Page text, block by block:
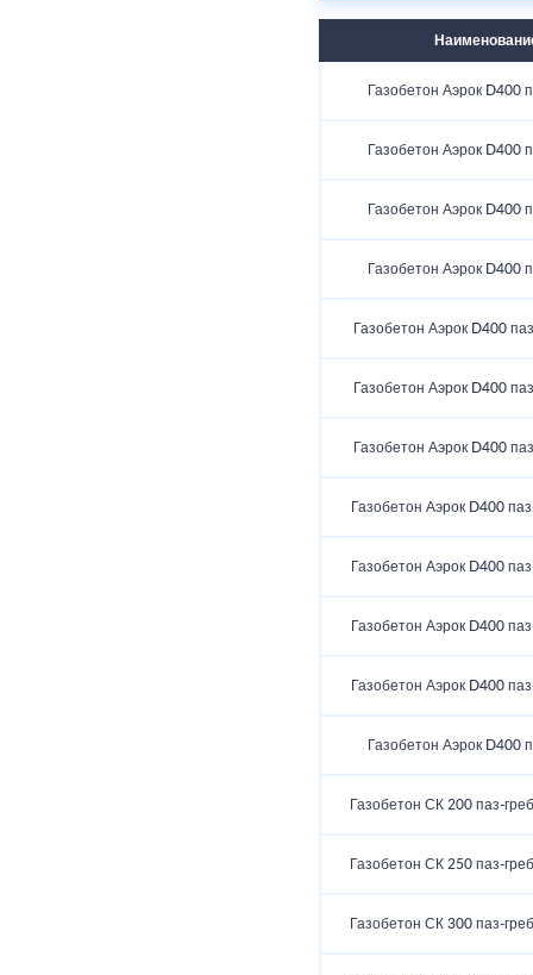
Газобетон Аэрок D400
Газобетон Аэрок D400
Газобетон Аэрок D400
Газобетон Аэрок D400
Газобетон Аэрок D400
Газобетон Аэрок D400
Газобетон Аэрок D400
Газобетон Аэрок D400
Газобетон Аэрок D400
Газобетон Аэрок D400
Газобетон Аэрок D400
Газобетон Аэрок D400
Газобетон СК 200 паз-
Газобетон СК 250 паз-
Газобетон СК 300 паз-